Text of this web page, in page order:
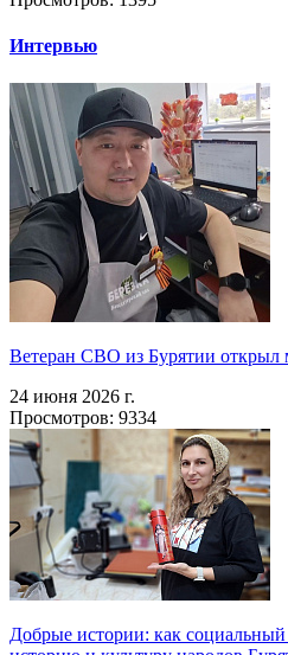
Интервью
Ветеран СВО из Бурятии открыл
24 июня 2026 г.
Просмотров: 9334
Добрые истории: как социальный